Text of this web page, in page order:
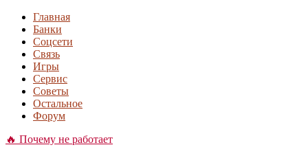
Главная
Банки
Соцсети
Связь
Игры
Сервис
Советы
Остальное
Форум
🔥 Почему не работает